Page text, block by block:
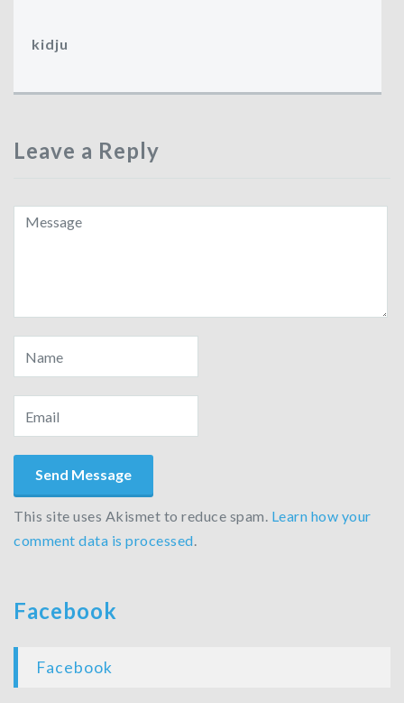
kidju
Leave a Reply
This site uses Akismet to reduce spam. Learn how your
comment data is processed.
Facebook
Facebook